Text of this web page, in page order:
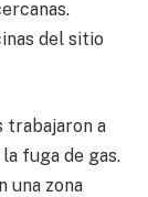
del sitio
trabajaron a
fuga de gas.
una zona